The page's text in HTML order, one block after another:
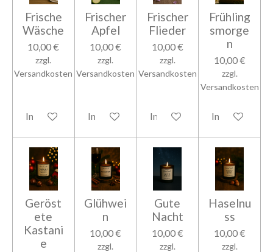
Frische
Wäsche
10,00 €
zzgl.
Versandkosten
In den Warenkorb
Frischer
Apfel
10,00 €
zzgl.
Versandkosten
In den Warenkorb
Frischer
Flieder
10,00 €
zzgl.
Versandkosten
In den Warenkorb
Frühling
smorge
n
10,00 €
zzgl.
Versandkosten
In den
Geröst
ete
Kastani
e
Glühwei
n
10,00 €
zzgl.
Gute
Nacht
10,00 €
zzgl.
Haselnu
ss
10,00 €
zzgl.